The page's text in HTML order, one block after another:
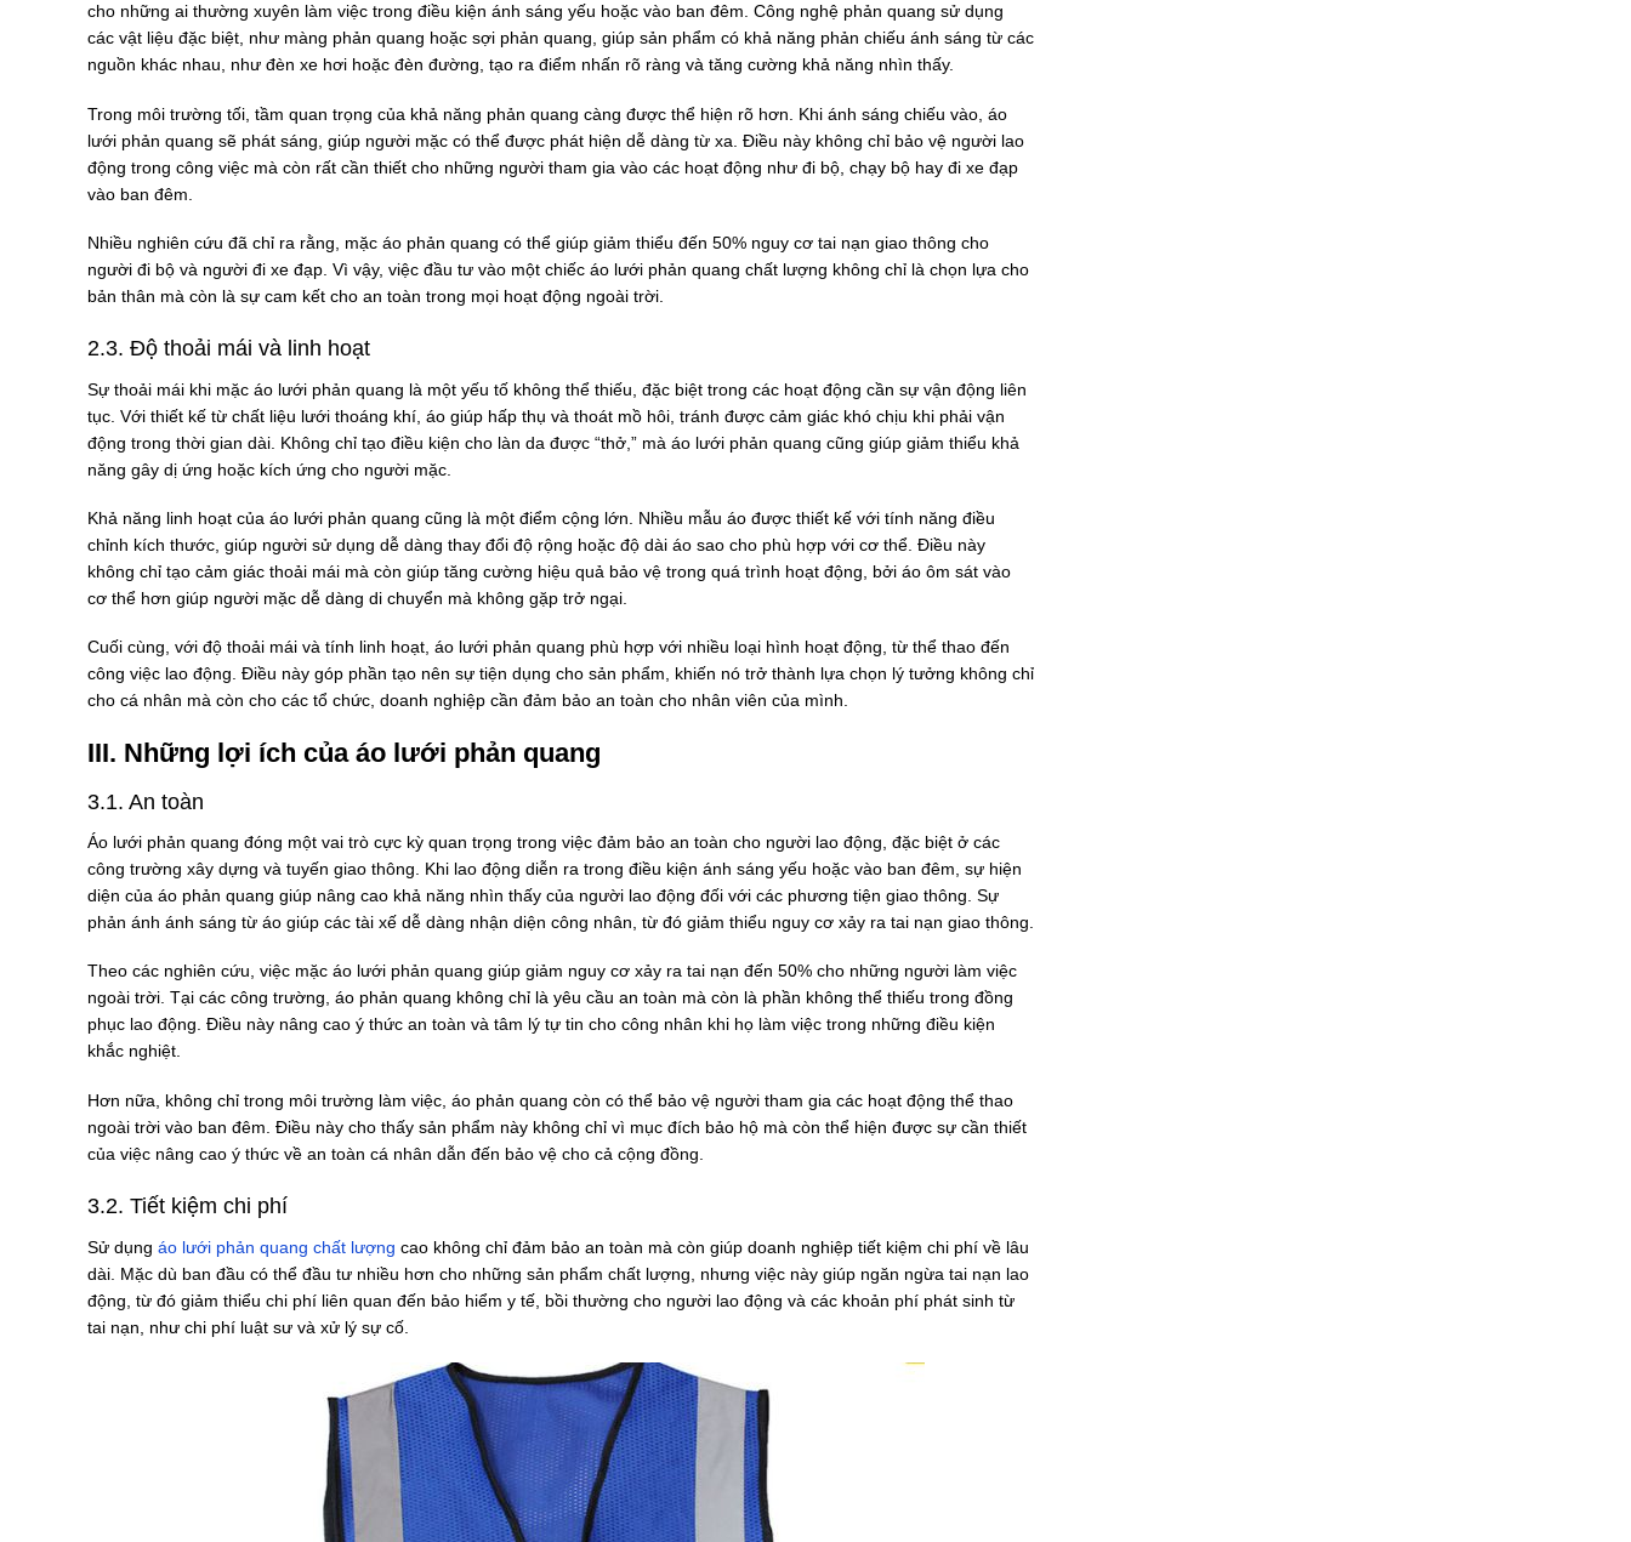
cho những ai thường xuyên làm việc trong điều kiện ánh sáng yếu hoặc vào ban đêm. Công nghệ phản quang sử dụng
các vật liệu đặc biệt, như màng phản quang hoặc sợi phản quang, giúp sản phẩm có khả năng phản chiếu ánh sáng từ các
nguồn khác nhau, như đèn xe hơi hoặc đèn đường, tạo ra điểm nhấn rõ ràng và tăng cường khả năng nhìn thấy.
Trong môi trường tối, tầm quan trọng của khả năng phản quang càng được thể hiện rõ hơn. Khi ánh sáng chiếu vào, áo
lưới phản quang sẽ phát sáng, giúp người mặc có thể được phát hiện dễ dàng từ xa. Điều này không chỉ bảo vệ người lao
động trong công việc mà còn rất cần thiết cho những người tham gia vào các hoạt động như đi bộ, chạy bộ hay đi xe đạp
vào ban đêm.
Nhiều nghiên cứu đã chỉ ra rằng, mặc áo phản quang có thể giúp giảm thiểu đến 50% nguy cơ tai nạn giao thông cho
người đi bộ và người đi xe đạp. Vì vậy, việc đầu tư vào một chiếc áo lưới phản quang chất lượng không chỉ là chọn lựa cho
bản thân mà còn là sự cam kết cho an toàn trong mọi hoạt động ngoài trời.
2.3. Độ thoải mái và linh hoạt
Sự thoải mái khi mặc áo lưới phản quang là một yếu tố không thể thiếu, đặc biệt trong các hoạt động cần sự vận động liên
tục. Với thiết kế từ chất liệu lưới thoáng khí, áo giúp hấp thụ và thoát mồ hôi, tránh được cảm giác khó chịu khi phải vận
động trong thời gian dài. Không chỉ tạo điều kiện cho làn da được “thở,” mà áo lưới phản quang cũng giúp giảm thiểu khả
năng gây dị ứng hoặc kích ứng cho người mặc.
Khả năng linh hoạt của áo lưới phản quang cũng là một điểm cộng lớn. Nhiều mẫu áo được thiết kế với tính năng điều
chỉnh kích thước, giúp người sử dụng dễ dàng thay đổi độ rộng hoặc độ dài áo sao cho phù hợp với cơ thể. Điều này
không chỉ tạo cảm giác thoải mái mà còn giúp tăng cường hiệu quả bảo vệ trong quá trình hoạt động, bởi áo ôm sát vào
cơ thể hơn giúp người mặc dễ dàng di chuyển mà không gặp trở ngại.
Cuối cùng, với độ thoải mái và tính linh hoạt, áo lưới phản quang phù hợp với nhiều loại hình hoạt động, từ thể thao đến
công việc lao động. Điều này góp phần tạo nên sự tiện dụng cho sản phẩm, khiến nó trở thành lựa chọn lý tưởng không chỉ
cho cá nhân mà còn cho các tổ chức, doanh nghiệp cần đảm bảo an toàn cho nhân viên của mình.
III. Những lợi ích của áo lưới phản quang
3.1. An toàn
Áo lưới phản quang đóng một vai trò cực kỳ quan trọng trong việc đảm bảo an toàn cho người lao động, đặc biệt ở các
công trường xây dựng và tuyến giao thông. Khi lao động diễn ra trong điều kiện ánh sáng yếu hoặc vào ban đêm, sự hiện
diện của áo phản quang giúp nâng cao khả năng nhìn thấy của người lao động đối với các phương tiện giao thông. Sự
phản ánh ánh sáng từ áo giúp các tài xế dễ dàng nhận diện công nhân, từ đó giảm thiểu nguy cơ xảy ra tai nạn giao thông.
Theo các nghiên cứu, việc mặc áo lưới phản quang giúp giảm nguy cơ xảy ra tai nạn đến 50% cho những người làm việc
ngoài trời. Tại các công trường, áo phản quang không chỉ là yêu cầu an toàn mà còn là phần không thể thiếu trong đồng
phục lao động. Điều này nâng cao ý thức an toàn và tâm lý tự tin cho công nhân khi họ làm việc trong những điều kiện
khắc nghiệt.
Hơn nữa, không chỉ trong môi trường làm việc, áo phản quang còn có thể bảo vệ người tham gia các hoạt động thể thao
ngoài trời vào ban đêm. Điều này cho thấy sản phẩm này không chỉ vì mục đích bảo hộ mà còn thể hiện được sự cần thiết
của việc nâng cao ý thức về an toàn cá nhân dẫn đến bảo vệ cho cả cộng đồng.
3.2. Tiết kiệm chi phí
Sử dụng áo lưới phản quang chất lượng cao không chỉ đảm bảo an toàn mà còn giúp doanh nghiệp tiết kiệm chi phí về lâu
dài. Mặc dù ban đầu có thể đầu tư nhiều hơn cho những sản phẩm chất lượng, nhưng việc này giúp ngăn ngừa tai nạn lao
động, từ đó giảm thiểu chi phí liên quan đến bảo hiểm y tế, bồi thường cho người lao động và các khoản phí phát sinh từ
tai nạn, như chi phí luật sư và xử lý sự cố.